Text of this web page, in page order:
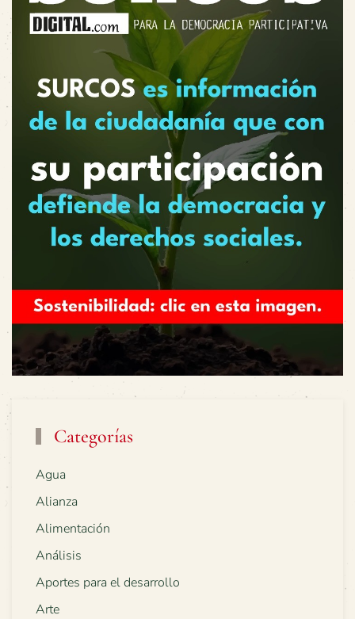
Categorías
Agua
Alianza
Alimentación
Análisis
Aportes para el desarrollo
Arte